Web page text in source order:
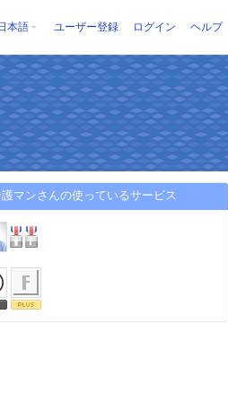
本語 ユーザー登録 ログイン ヘルプ
マンさんの使っているサービス